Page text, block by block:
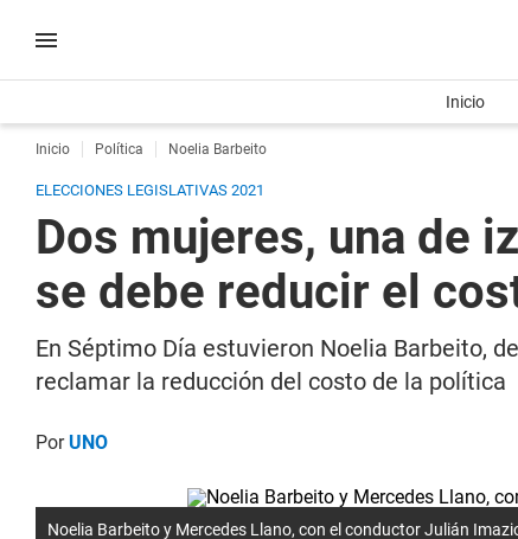
Inicio
Inicio Política Noelia Barbeito
ELECCIONES LEGISLATIVAS 2021
Dos mujeres, una de
se debe reducir el
En Séptimo Día estuvieron Noelia Barbeito,
reclamar la reducción del costo de la política
PorUNO
Noelia Barbeito y Mercedes Llano, con el conductor Julián